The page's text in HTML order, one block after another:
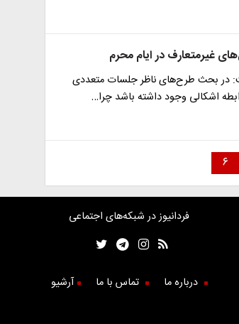
غیرمتعارف در ایام محرم
در بحث طرح‌های ناظر جلسات متعددی
اشکالی وجود داشته باشد چرا…
۶
فردانیوز در شبکه‌های اجتماعی
درباره ما تماس با ما آرشیو